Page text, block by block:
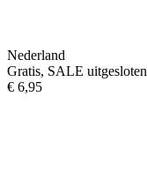
Nederland
Gratis, SALE uitgesloten
€ 6,95